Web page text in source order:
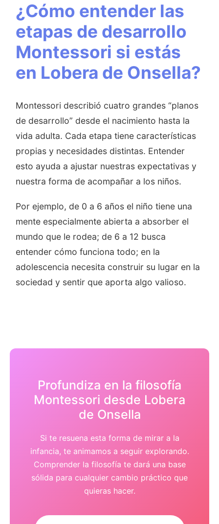
¿Cómo entender las
etapas de desarrollo
Montessori si estás
en Lobera de Onsella?
Montessori describió cuatro grandes “planos
de desarrollo” desde el nacimiento hasta la
vida adulta. Cada etapa tiene características
propias y necesidades distintas. Entender
esto ayuda a ajustar nuestras expectativas y
nuestra forma de acompañar a los niños.
Por ejemplo, de 0 a 6 años el niño tiene una
mente especialmente abierta a absorber el
mundo que le rodea; de 6 a 12 busca
entender cómo funciona todo; en la
adolescencia necesita construir su lugar en la
sociedad y sentir que aporta algo valioso.
Profundiza en la filosofía
Montessori desde Lobera
de Onsella
Si te resuena esta forma de mirar a la
infancia, te animamos a seguir explorando.
Comprender la filosofía te dará una base
sólida para cualquier cambio práctico que
quieras hacer.